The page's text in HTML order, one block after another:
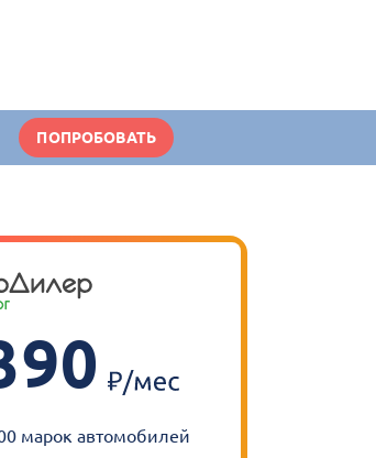
ПОПРОБОВАТЬ
марок автомобилей